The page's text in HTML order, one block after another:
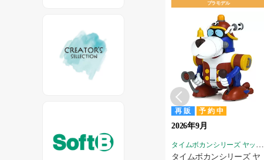
プラモデル
再販 予約中
2026年9月
タイムボカンシリーズ ヤッターマン
タイムボカンシリーズ ヤ